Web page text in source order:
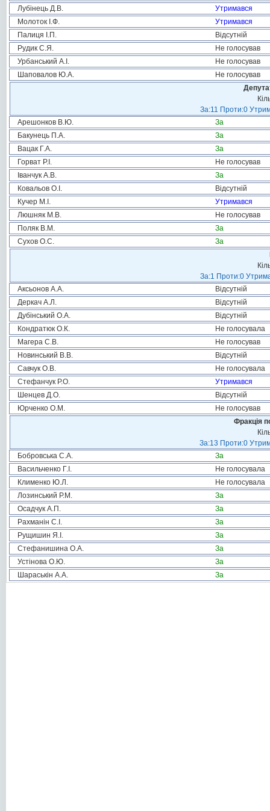
Лубінець Д.В.
Утримався
Молоток І.Ф.
Утримався
Палиця І.П.
Відсутній
Рудик С.Я.
Не голосував
Урбанський А.І.
Не голосував
Шаповалов Ю.А.
Не голосував
За:11 Проти:0
Арешонков В.Ю.
За
Бакунець П.А.
За
Вацак Г.А.
За
Горват Р.І.
Не голосував
Іванчук А.В.
За
Ковальов О.І.
Відсутній
Кучер М.І.
Утримався
Люшняк М.В.
Не голосував
Поляк В.М.
За
Сухов О.С.
За
За:1 Проти:0
Аксьонов А.А.
Відсутній
Деркач А.Л.
Відсутній
Дубінський О.А.
Відсутній
Кондратюк О.К.
Не голосувала
Магера С.В.
Не голосував
Новинський В.В.
Відсутній
Савчук О.В.
Не голосувала
Стефанчук Р.О.
Утримався
Шенцев Д.О.
Відсутній
Юрченко О.М.
Не голосував
Фракція
За:13 Проти:0
Бобровська С.А.
За
Васильченко Г.І.
Не голосувала
Клименко Ю.Л.
Не голосувала
Лозинський Р.М.
За
Осадчук А.П.
За
Рахманін С.І.
За
Рущишин Я.І.
За
Стефанишина О.А.
За
Устінова О.Ю.
За
Шараськін А.А.
За